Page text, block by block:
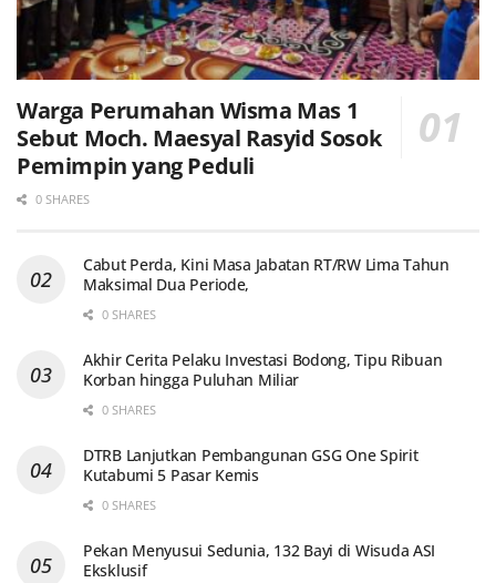
Warga Perumahan Wisma Mas 1
Sebut Moch. Maesyal Rasyid Sosok
Pemimpin yang Peduli
0 SHARES
Cabut Perda, Kini Masa Jabatan RT/RW Lima Tahun
Maksimal Dua Periode,
0 SHARES
Akhir Cerita Pelaku Investasi Bodong, Tipu Ribuan
Korban hingga Puluhan Miliar
0 SHARES
DTRB Lanjutkan Pembangunan GSG One Spirit
Kutabumi 5 Pasar Kemis
0 SHARES
Pekan Menyusui Sedunia, 132 Bayi di Wisuda ASI
Eksklusif